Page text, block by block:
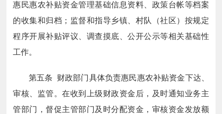
惠民惠农补贴资金管理基础信息资料、政策台帐等档案
的收集和归档；监督和指导乡镇、村队（社区）按规定
程序开展补贴评议、调查摸底、公开公示等相关基础性
工作。
第五条 财政部门具体负责惠民惠农补贴资金下达、
审核、监管。在收到上级财政资金后，及时通知业务主
管部门，督促主管部门及时分配资金，审核资金发放额